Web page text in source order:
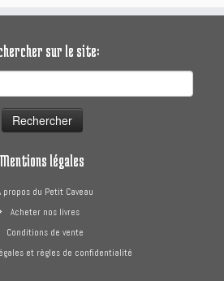
sur le site:
Mentions légales
propos du Petit Caveau
Acheter nos livres
Conditions de vente
et règles de confidentialité